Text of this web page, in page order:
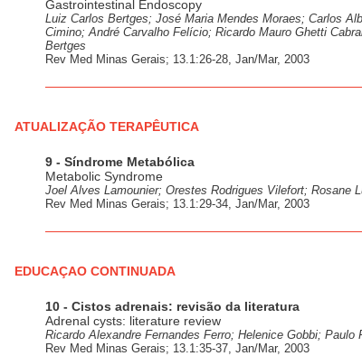
Gastrointestinal Endoscopy
Luiz Carlos Bertges; José Maria Mendes Moraes; Carlos
Cimino; André Carvalho Felício; Ricardo Mauro Ghetti
Bertges
Rev Med Minas Gerais; 13.1:26-28, Jan/Mar, 2003
ATUALIZAÇÃO TERAPÊUTICA
9 - Síndrome Metabólica
Metabolic Syndrome
Joel Alves Lamounier; Orestes Rodrigues Vilefort; Rosane
Rev Med Minas Gerais; 13.1:29-34, Jan/Mar, 2003
EDUCAÇAO CONTINUADA
10 - Cistos adrenais: revisão da literatura
Adrenal cysts: literature review
Ricardo Alexandre Fernandes Ferro; Helenice Gobbi;
Rev Med Minas Gerais; 13.1:35-37, Jan/Mar, 2003